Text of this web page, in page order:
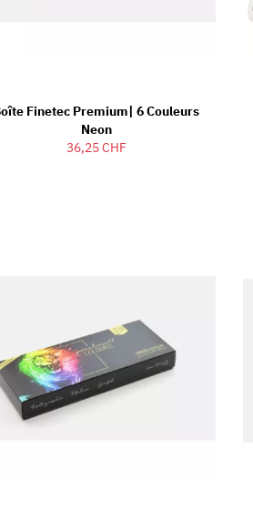
Finetec Premium| 6 Couleurs
Neon
36,25 CHF